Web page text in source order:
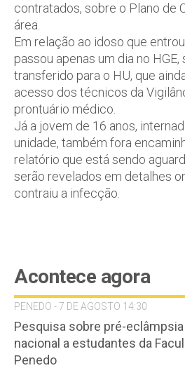
contratados, sobre o Plano de
área.
Em relação ao idoso que
passou apenas um dia no
transferido para o HU, que
acesso dos técnicos da
prontuário médico.
Já a jovem de 16 anos,
unidade, também fora
relatório que está sendo
serão revelados em detalhes
contraiu a infecção.
Acontece agora
PENEDO - 7 DE AGOSTO 14:30
Pesquisa sobre pré-
nacional a estudantes da
Penedo